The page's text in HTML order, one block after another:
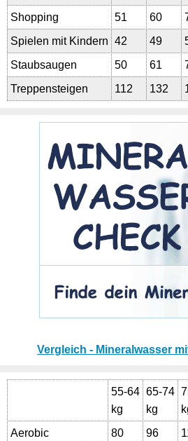
Shopping
51 60
Spielen mit Kindern 42 49
Staubsaugen
50 61
Treppensteigen
112 132
Vergleich - Mineralwasser
55-64
kg
65-74
kg
Aerobic
80 96